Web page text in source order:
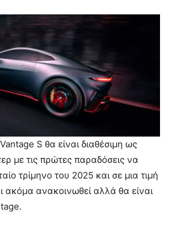
S θα είναι διαθέσιμη ως
με τις πρώτες παραδόσεις να
τρίμηνο του 2025 και σε μια τιμή
ακόμα ανακοινωθεί αλλά θα είναι